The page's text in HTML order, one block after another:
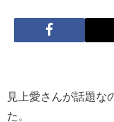
見上愛さんが話題な
た。